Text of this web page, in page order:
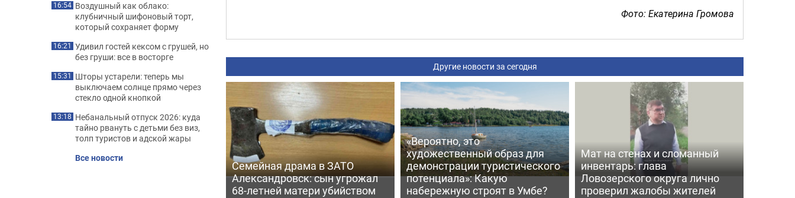
Фото: Екатерина Громова
Другие новости за сегодня
Семейная драма в ЗАТО
Александровск: сын угрожал
68-летней матери убийством
«Вероятно, это
художественный образ для
демонстрации туристического
потенциала»: Какую
набережную строят в Умбе?
Мат на стенах и сломанный
инвентарь: глава
Ловозерского округа лично
проверил жалобы жителей
16:54 Воздушный как облако:
клубничный шифоновый торт,
который сохраняет форму
16:21 Удивил гостей кексом с грушей, но
без груши: все в восторге
15:31 Шторы устарели: теперь мы
выключаем солнце прямо через
стекло одной кнопкой
13:18 Небанальный отпуск 2026: куда
тайно рвануть с детьми без виз,
толп туристов и адской жары
Все новости